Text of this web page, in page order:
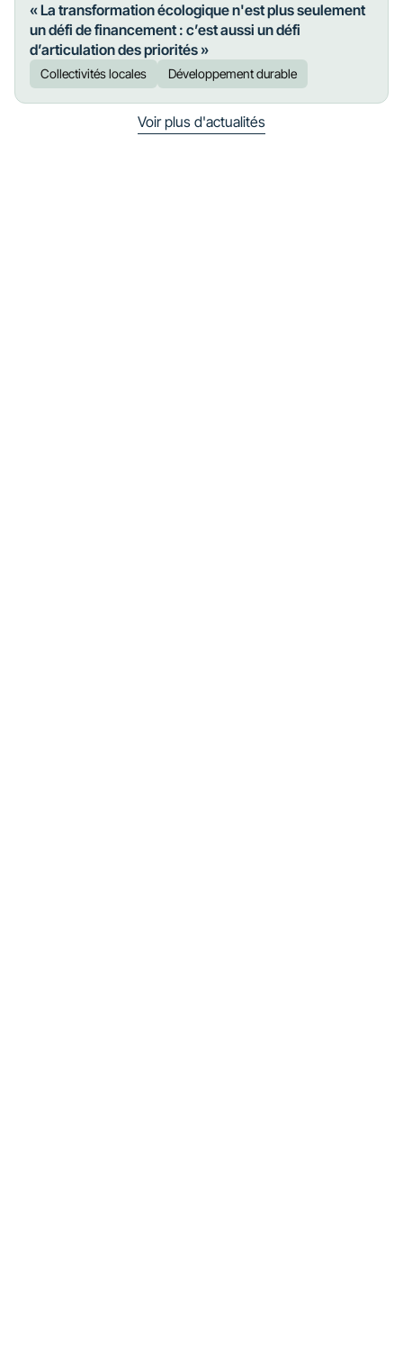
« La transformation écologique n'est plus seulement
un défi de financement : c’est aussi un défi
d’articulation des priorités »
Collectivités locales Développement durable
Voir plus d'actualités